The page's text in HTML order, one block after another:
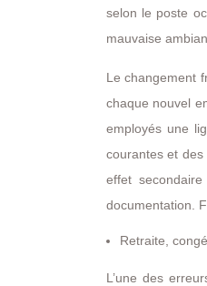
selon le poste
mauvaise
Le changement
chaque nouvel
employés une
courantes et des
effet
documentation.
Retraite,
L’une des